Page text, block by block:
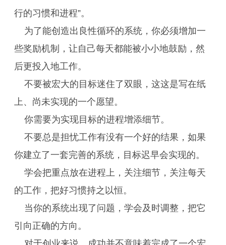
行的习惯和进程”。
为了能创造出良性循环的系统，你必须增加一
些奖励机制，让自己每天都能被小小地鼓励，然
后更投入地工作。
不要被宏大的目标迷住了双眼，这这是写在纸
上、尚未实现的一个愿望。
你需要为实现目标的进程增添细节。
不要总是担忧工作有没有一个好的结果，如果
你建立了一套完善的系统，目标迟早会实现的。
学会把重点放在进程上，关注细节，关注每天
的工作，把好习惯持之以恒。
当你的系统出现了问题，学会及时调整，把它
引向正确的方向。